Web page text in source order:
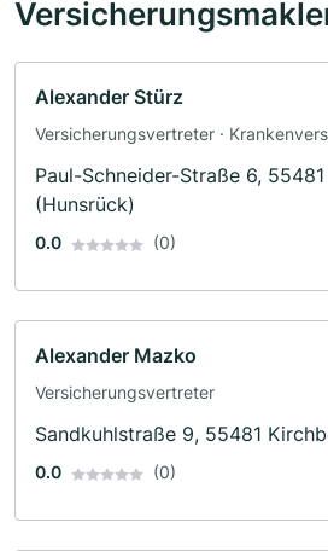
Alexander Stürz
Versicherungsvertreter ·
Paul-Schneider-Straße 6,
(Hunsrück)
0.0 (0)
Alexander Mazko
Versicherungsvertreter
Sandkuhlstraße 9, 55481
0.0 (0)